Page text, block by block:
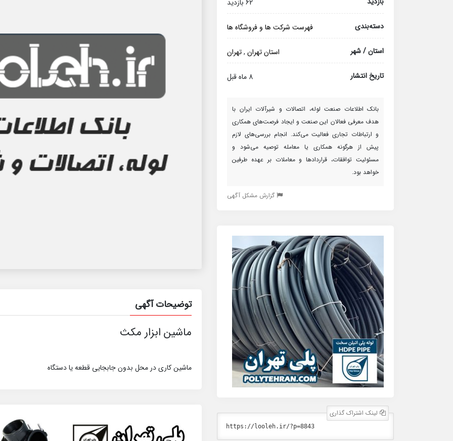
62 بازدید
دسته‌بندی فهرست شرکت ها و فروشگاه ها
استان / شهر استان تهران ,تهران
تاریخ انتشار 8 ماه قبل
بانک اطلاعات صنعت لوله، اتصالات و شیرآلات ایران با
هدف معرفی فعالان این صنعت و ایجاد فرصت‌های همکاری
و ارتباطات تجاری فعالیت می‌کند. انجام بررسی‌های لازم
پیش از هرگونه همکاری یا معامله توصیه می‌شود و
مسئولیت توافقات، قراردادها و معاملات بر عهده طرفین
خواهد بود.
گزارش مشکل آگهی
لینک اشتراک گذاری
توضیحات آگهی
ماشین ابزار مکث
ماشین کاری در محل بدون جابجایی قطعه یا دستگاه